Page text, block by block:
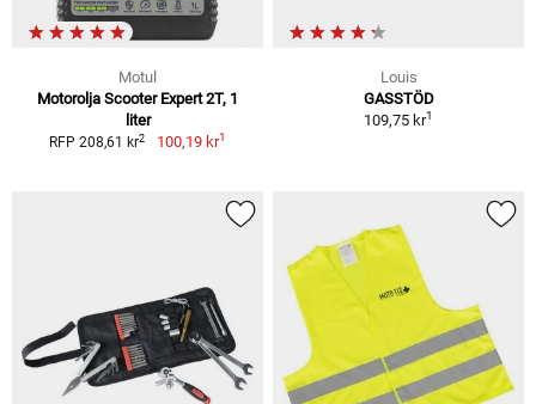
Motul
Motorolja Scooter Expert 2T, 1
liter
RFP 208,61 kr2 100,19 kr1
Louis
GASSTÖD
109,75 kr1